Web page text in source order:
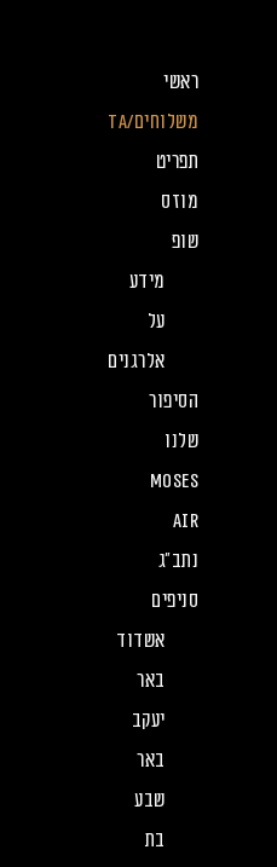
ראשי
משלוחים/TA
תפריט
מוזס
שופ
מידע
על
אלרגנים
הסיפור
שלנו
Moses
Air
נתב”ג
סניפים
אשדוד
באר
יעקב
באר
שבע
בת